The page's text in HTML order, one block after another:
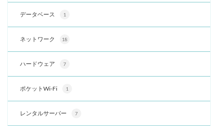
データベース 1
ネットワーク 18
ハードウェア 7
ポケットWi-Fi 1
レンタルサーバー 7